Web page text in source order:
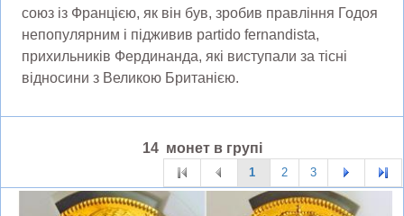
союз із Францією, як він був, зробив правління Годоя
непопулярним і підживив partido fernandista,
прихильників Фердинанда, які виступали за тісні
відносини з Великою Британією.
14 монет в групі
1 2 3